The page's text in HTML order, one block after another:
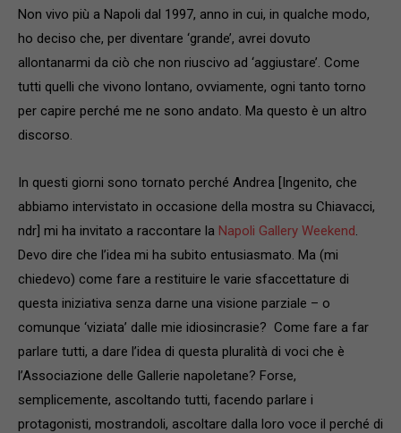
Non vivo più a Napoli dal 1997, anno in cui, in qualche modo,
ho deciso che, per diventare ‘grande’, avrei dovuto
allontanarmi da ciò che non riuscivo ad ‘aggiustare’. Come
tutti quelli che vivono lontano, ovviamente, ogni tanto torno
per capire perché me ne sono andato. Ma questo è un altro
discorso.
In questi giorni sono tornato perché Andrea [Ingenito, che
abbiamo intervistato in occasione della mostra su Chiavacci,
ndr] mi ha invitato a raccontare la Napoli Gallery Weekend
Devo dire che l’idea mi ha subito entusiasmato. Ma (mi
chiedevo) come fare a restituire le varie sfaccettature di
questa iniziativa senza darne una visione parziale – o
comunque ‘viziata’ dalle mie idiosincrasie? Come fare a far
parlare tutti, a dare l’idea di questa pluralità di voci che è
l’Associazione delle Gallerie napoletane? Forse,
semplicemente, ascoltando tutti, facendo parlare i
protagonisti, mostrandoli, ascoltare dalla loro voce il perché di